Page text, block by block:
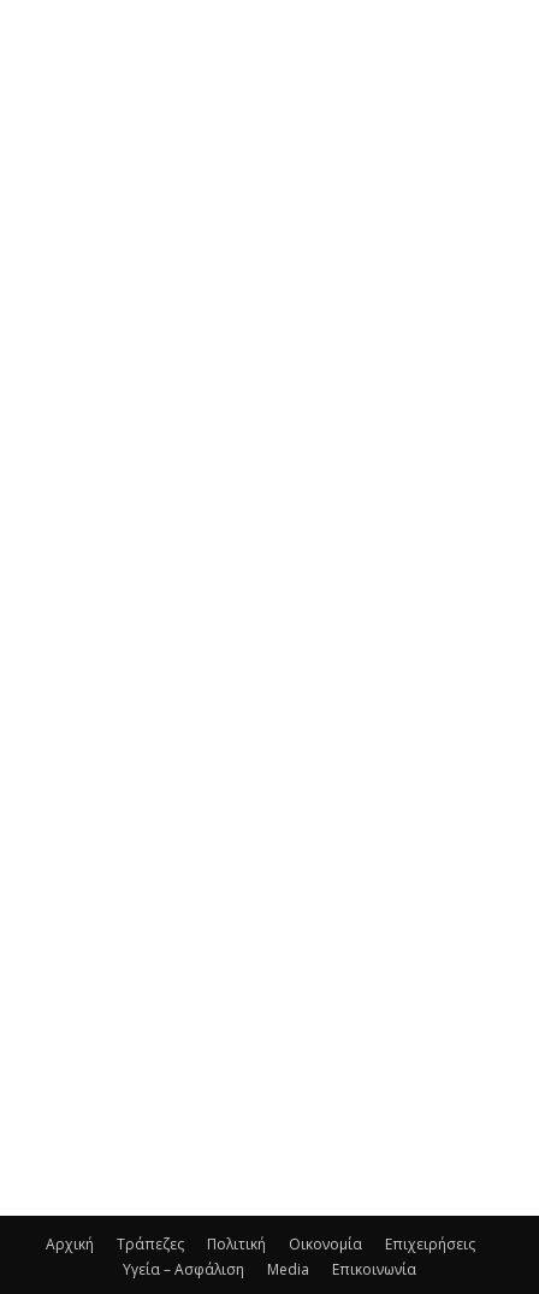
Αρχική Τράπεζες Πολιτική Οικονομία
Επιχειρήσεις
Υγεία – Ασφάλιση
Media Επικοινωνία